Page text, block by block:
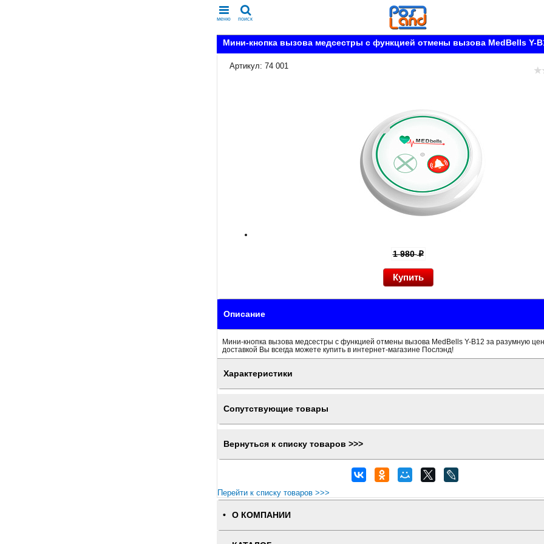
меню поиск
Мини-кнопка вызова медсестры с функцией отмены вызова MedBells Y-
Артикул: 74 001
1 980p
Описание
Мини-кнопка вызова медсестры с функцией отмены вызова MedBells Y-B12 за разумную
доставкой Вы всегда можете купить в интернет-магазине Послэнд!
Характеристики
Сопутствующие товары
Вернуться к списку товаров >>>
Перейти к списку товаров >>>
О КОМПАНИИ